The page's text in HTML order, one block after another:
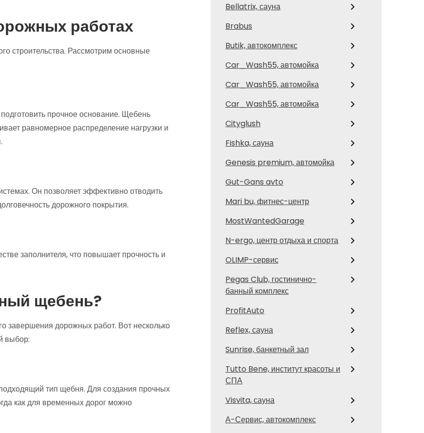
работах
строительства. Рассмотрим основные
прочное основание. Щебень
равномерное распределение нагрузки и
Он позволяет эффективно отводить
дорожного покрытия.
заполнителя, что повышает прочность и
щебень?
завершения дорожных работ. Вот несколько
выбор:
тип щебня. Для создания прочных
как для временных дорог можно
Bellatrix, сауна
Brabus
Butik, автокомплекс
Car_Wash55, автомойка
Car_Wash55, автомойка
Car_Wash55, автомойка
Cityglush
Fishka, сауна
Genesis premium, автомойка
Gut-Gans avto
Mari bu, фитнес-центр
MostWantedGarage
N-ergo, центр отдыха и спорта
OLIMP-сервис
Pegas Club, гостинично-
банный комплекс
ProfitAuto
Reflex, сауна
Sunrise, банкетный зал
Tutto Bene, институт красоты и
СПА
Visvita, сауна
А-Сервис, автокомплекс